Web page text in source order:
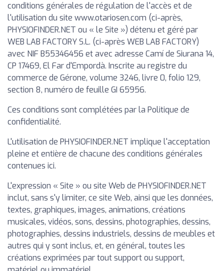
conditions générales de régulation de l'accès et de
l'utilisation du site www.otariosen.com (ci-après,
PHYSIOFINDER.NET ou « le Site ») détenu et géré par
WEB LAB FACTORY S.L. (ci-après WEB LAB FACTORY)
avec NIF B55346456 et avec adresse Camí de Siurana 14,
CP 17469, El Far d'Empordà. Inscrite au registre du
commerce de Gérone, volume 3246, livre 0, folio 129,
section 8, numéro de feuille GI 65956.
Ces conditions sont complétées par la Politique de
confidentialité.
L'utilisation de PHYSIOFINDER.NET implique l'acceptation
pleine et entière de chacune des conditions générales
contenues ici.
L'expression « Site » ou site Web de PHYSIOFINDER.NET
inclut, sans s'y limiter, ce site Web, ainsi que les données,
textes, graphiques, images, animations, créations
musicales, vidéos, sons, dessins, photographies, dessins,
photographies, dessins industriels, dessins de meubles et
autres qui y sont inclus, et, en général, toutes les
créations exprimées par tout support ou support,